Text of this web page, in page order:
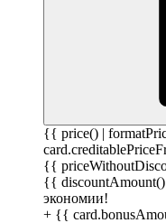
{{ price() |
{{
{{
экономии!
+ {{